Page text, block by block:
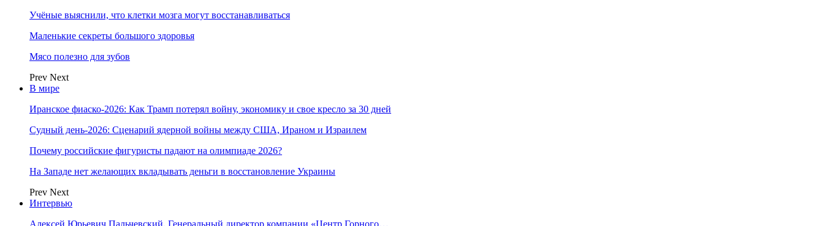
Учёные выяснили, что клетки мозга могут восстанавливаться
Маленькие секреты большого здоровья
Мясо полезно для зубов
Prev Next
В мире
Иранское фиаско-2026: Как Трамп потерял войну, экономику и свое кресло за 30 дней
Судный день-2026: Сценарий ядерной войны между США, Ираном и Израилем
Почему российские фигуристы падают на олимпиаде 2026?
На Западе нет желающих вкладывать деньги в восстановление Украины
Prev Next
Интервью
Алексей Юрьевич Пальчевский, Генеральный директор компании «Центр Горного…